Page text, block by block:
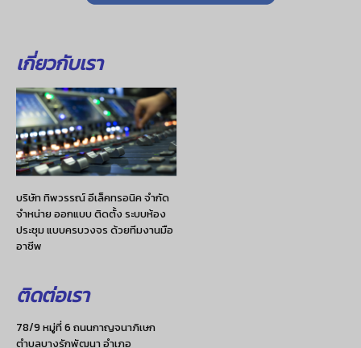
เกี่ยวกับเรา
บริษัท ทิพวรรณ์ อีเล็คทรอนิค จำกัด
จำหน่าย ออกแบบ ติดตั้ง ระบบห้อง
ประชุม แบบครบวงจร ด้วยทีมงานมือ
อาชีพ
ติดต่อเรา
78/9 หมู่ที่ 6 ถนนกาญจนาภิเษก
ตำบลบางรักพัฒนา อำเภอ